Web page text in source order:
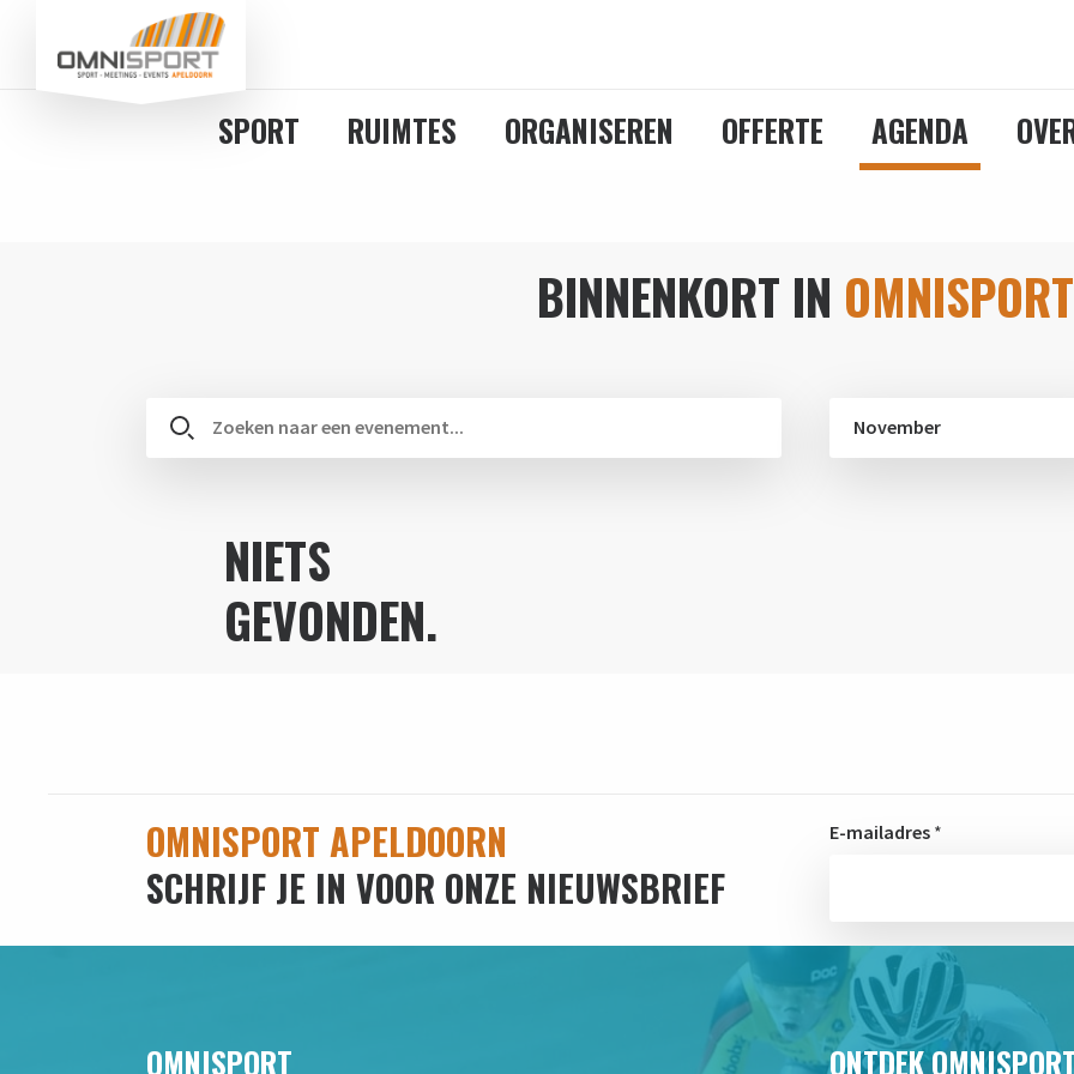
SPORT RUIMTES ORGANISEREN OFFERTE AGENDA
BINNENKORT IN OMNISPORT
November
NIETS
GEVONDEN.
OMNISPORT APELDOORN
SCHRIJF JE IN VOOR ONZE NIEUWSBRIEF
E-mailadres *
OMNISPORT ONTDEK